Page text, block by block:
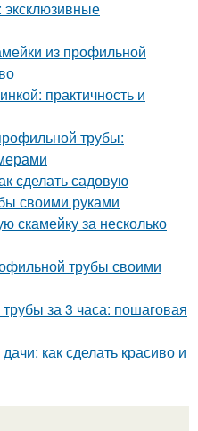
из профильной
практичность и
трубы:
сделать садовую
своими руками
скамейку за несколько
трубы своими
за 3 часа: пошаговая
как сделать красиво и